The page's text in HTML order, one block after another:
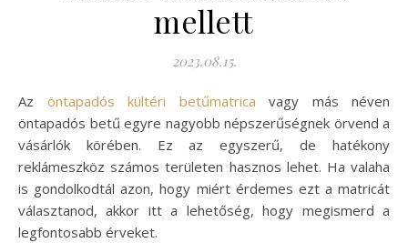
mellett
2023.08.15.
Az öntapadós kültéri betűmatrica vagy más néven
öntapadós betű egyre nagyobb népszerűségnek örvend a
vásárlók körében. Ez az egyszerű, de hatékony
reklámeszköz számos területen hasznos lehet. Ha valaha
is gondolkodtál azon, hogy miért érdemes ezt a matricát
választanod, akkor itt a lehetőség, hogy megismerd a
legfontosabb érveket.